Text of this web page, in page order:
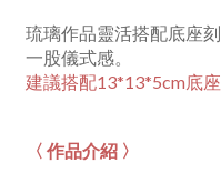
琉璃作品靈活搭配底座
一股儀式感。
建議搭配13*13*5cm底座
〈 作品介紹 〉